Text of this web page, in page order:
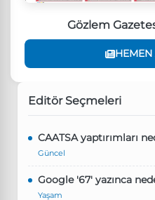
Gözlem
Editör Seçmeleri
CAATSA yaptırımları
Güncel
Google '67' yazınca
Yaşam